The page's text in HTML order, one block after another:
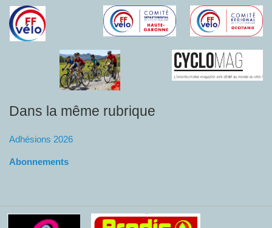
Dans la même rubrique
Adhésions 2026
Abonnements